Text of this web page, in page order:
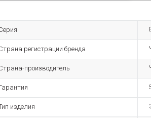
регистрации бренда
производитель
изделия